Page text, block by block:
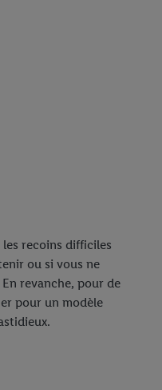
recoins difficiles
ou si vous ne
revanche, pour de
pour un modèle